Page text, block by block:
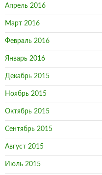
Апрель 2016
Март 2016
Февраль 2016
Январь 2016
Декабрь 2015
Ноябрь 2015
Октябрь 2015
Сентябрь 2015
Август 2015
Июль 2015